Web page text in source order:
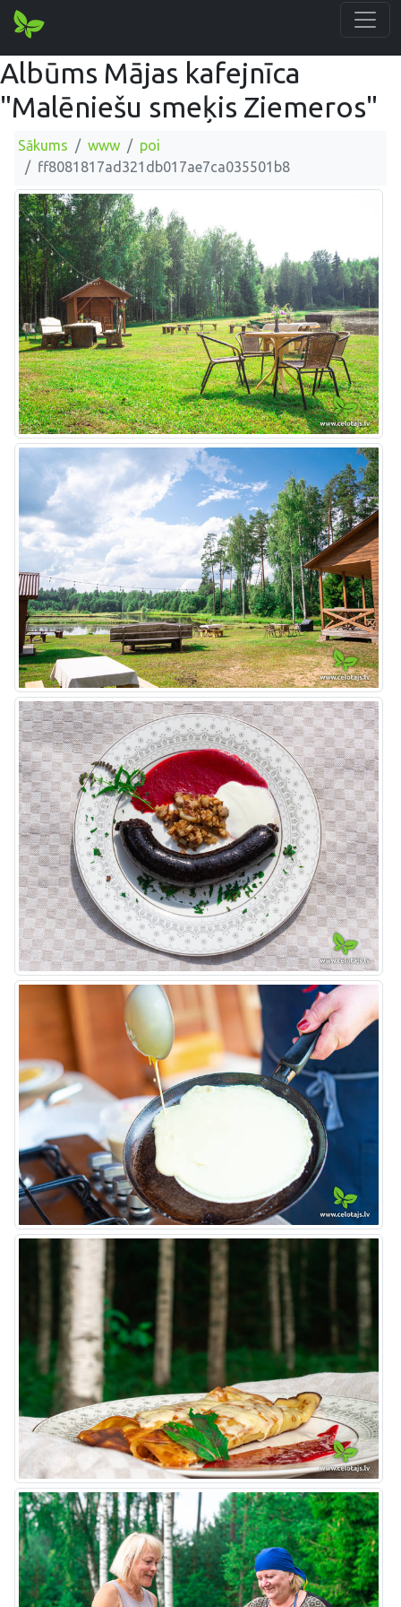
Albūms Mājas kafejnīca
"Malēniešu smeķis Ziemeros"
Sākums www
poi
ff8081817ad321db017ae7ca035501b8